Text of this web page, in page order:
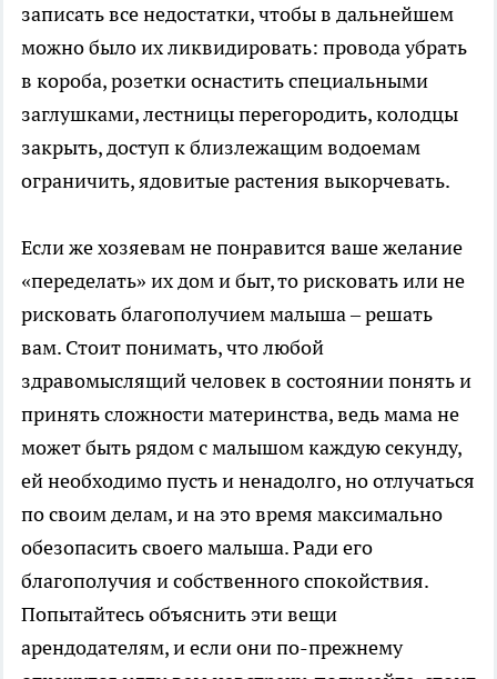
записать все недостатки, чтобы в дальнейшем
можно было их ликвидировать: провода убрать
в короба, розетки оснастить специальными
заглушками, лестницы перегородить, колодцы
закрыть, доступ к близлежащим водоемам
ограничить, ядовитые растения выкорчевать.
Если же хозяевам не понравится ваше желание
«переделать» их дом и быт, то рисковать или не
рисковать благополучием малыша – решать
вам. Стоит понимать, что любой
здравомыслящий человек в состоянии понять и
принять сложности материнства, ведь мама не
может быть рядом с малышом каждую секунду,
ей необходимо пусть и ненадолго, но отлучаться
по своим делам, и на это время максимально
обезопасить своего малыша. Ради его
благополучия и собственного спокойствия.
Попытайтесь объяснить эти вещи
арендодателям, и если они по-прежнему